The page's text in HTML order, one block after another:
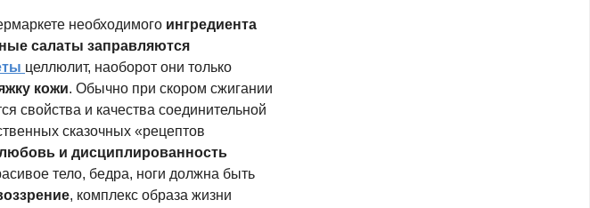
необходимого ингредиента
салаты заправляются
целлюлит, наоборот они только
кожи. Обычно при скором сжигании
свойства и качества соединительной
сказочных «рецептов
и дисциплированность
тело, бедра, ноги должна быть
, комплекс образа жизни